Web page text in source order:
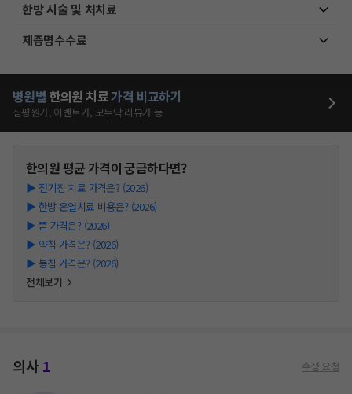
한방 시술 및 처치료
제증명수수료
병원별 한의원 치료가격 비교하기
심평원가, 이벤트가, 모두닥 리뷰가 등
한의원평균 가격이 궁금하다면?
▶ 전기침 치료 가격은? (2026)
▶ 한방 온열치료 비용은? (2026)
▶ 뜸 가격은? (2026)
▶ 약침 가격은? (2026)
▶ 봉침 가격은? (2026)
전체보기
의사1 수정 요청